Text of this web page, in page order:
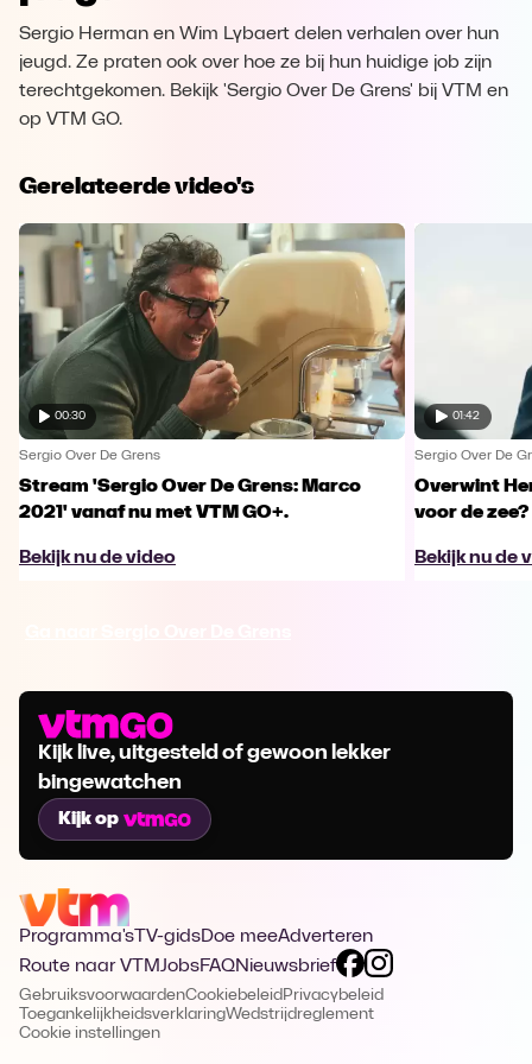
Sergio Herman en Wim Lybaert delen verhalen over hun
jeugd. Ze praten ook over hoe ze bij hun huidige job zijn
terechtgekomen. Bekijk 'Sergio Over De Grens' bij VTM en
op VTM GO.
Gerelateerde video's
00:30
Sergio Over De Grens
Stream 'Sergio Over De Grens: Marco
2021' vanaf nu met VTM GO+.
Bekijk nu de video
01:42
Sergio Over De
Overwint
voor de zee?
Bekijk nu de
Kijk live, uitgesteld of gewoon lekker
bingewatchen
Kijk op
Programma's TV-gidsDoe meeAdverteren
Route naar VTMJobsFAQNieuwsbrief
GebruiksvoorwaardenCookiebeleid Privacybeleid
ToegankelijkheidsverklaringWedstrijdreglement
Cookie instellingen